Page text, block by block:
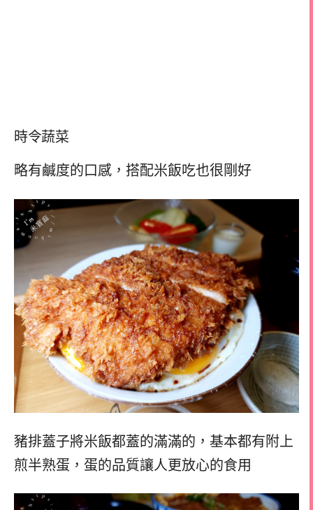
時令蔬菜
略有鹹度的口感，搭配米飯吃也很剛好
豬排蓋子將米飯都蓋的滿滿的， 基本都有附上
煎半熟蛋， 蛋的品質讓人更放心的食用